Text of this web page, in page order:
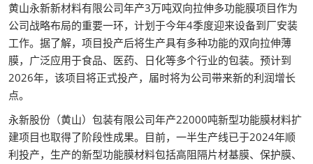
黄山永新新材料有限公司年产3万吨双向拉伸多功能膜项目作为
公司战略布局的重要一环，计划于今年4季度迎来设备到厂安装
工作。据了解，项目投产后将生产具有多种功能的双向拉伸薄
膜，广泛应用于食品、医药、日化等多个行业的包装。预计到
2026年，该项目将正式投产，届时将为公司带来新的利润增长
点。
永新股份（黄山）包装有限公司年产22000吨新型功能膜材料扩
建项目也取得了阶段性成果。目前，一半生产线已于2024年顺
利投产，生产的新型功能膜材料包括高阻隔片材基膜、保护膜、